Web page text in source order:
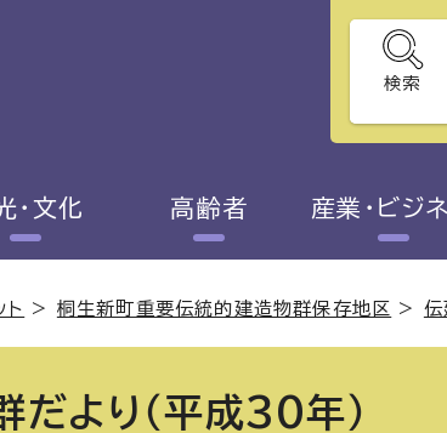
検索
・文化 高齢者 産業・ビジ
ト > 桐生新町重要伝統的建造物群保存地区 > 伝
だより（平成30年）